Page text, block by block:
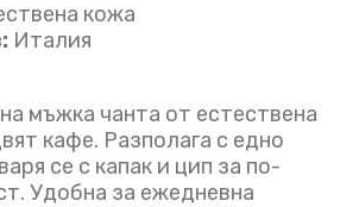
кожа
Италия
мъжка чанта от естествена
кафе. Разполага с едно
се с капак и цип за по-
Удобна за ежедневна